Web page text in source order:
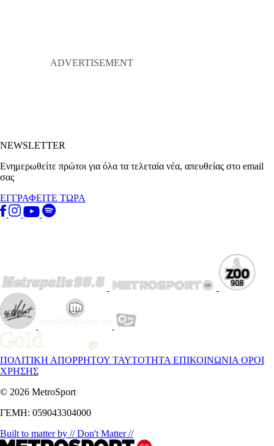
NEWSLETTER
Ενημερωθείτε πρώτοι για όλα τα τελεταία νέα, απευθείας στο email
σας
ΕΓΓΡΑΦΕΙΤΕ ΤΩΡΑ
ΠΟΛΙΤΙΚΗ ΑΠΟΡΡΗΤΟΥ ΤΑΥΤΟΤΗΤΑ ΕΠΙΚΟΙΝΩΝΙΑ ΟΡΟΙ
ΧΡΗΣΗΣ
© 2026 MetroSport
ΓΕΜΗ: 059043304000
Built to matter by // Don't Matter //